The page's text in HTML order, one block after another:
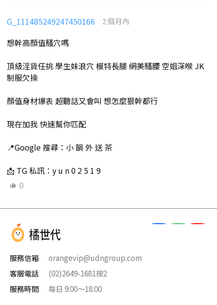
G_111485249247450166 2 個月內
想幹高顏值騷穴嗎
頂級淫貨任挑 學生妹浪穴 模特長腿 網美騷腰 空姐深喉 JK
制服欠操
顏值身材爆表 超聽話又會叫 想怎麼狠幹都行
現在加我 快速幫你匹配
📍Google 搜尋：小 韻 外 送 茶
📩 TG 私訊：y u n 0 2 5 1 9
0
服務信箱
orangevip@udngroup.com
客服電話
(02)2649-1681按2
服務時間
每日 9:00～18:00